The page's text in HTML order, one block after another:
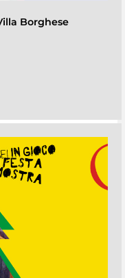
Borghese